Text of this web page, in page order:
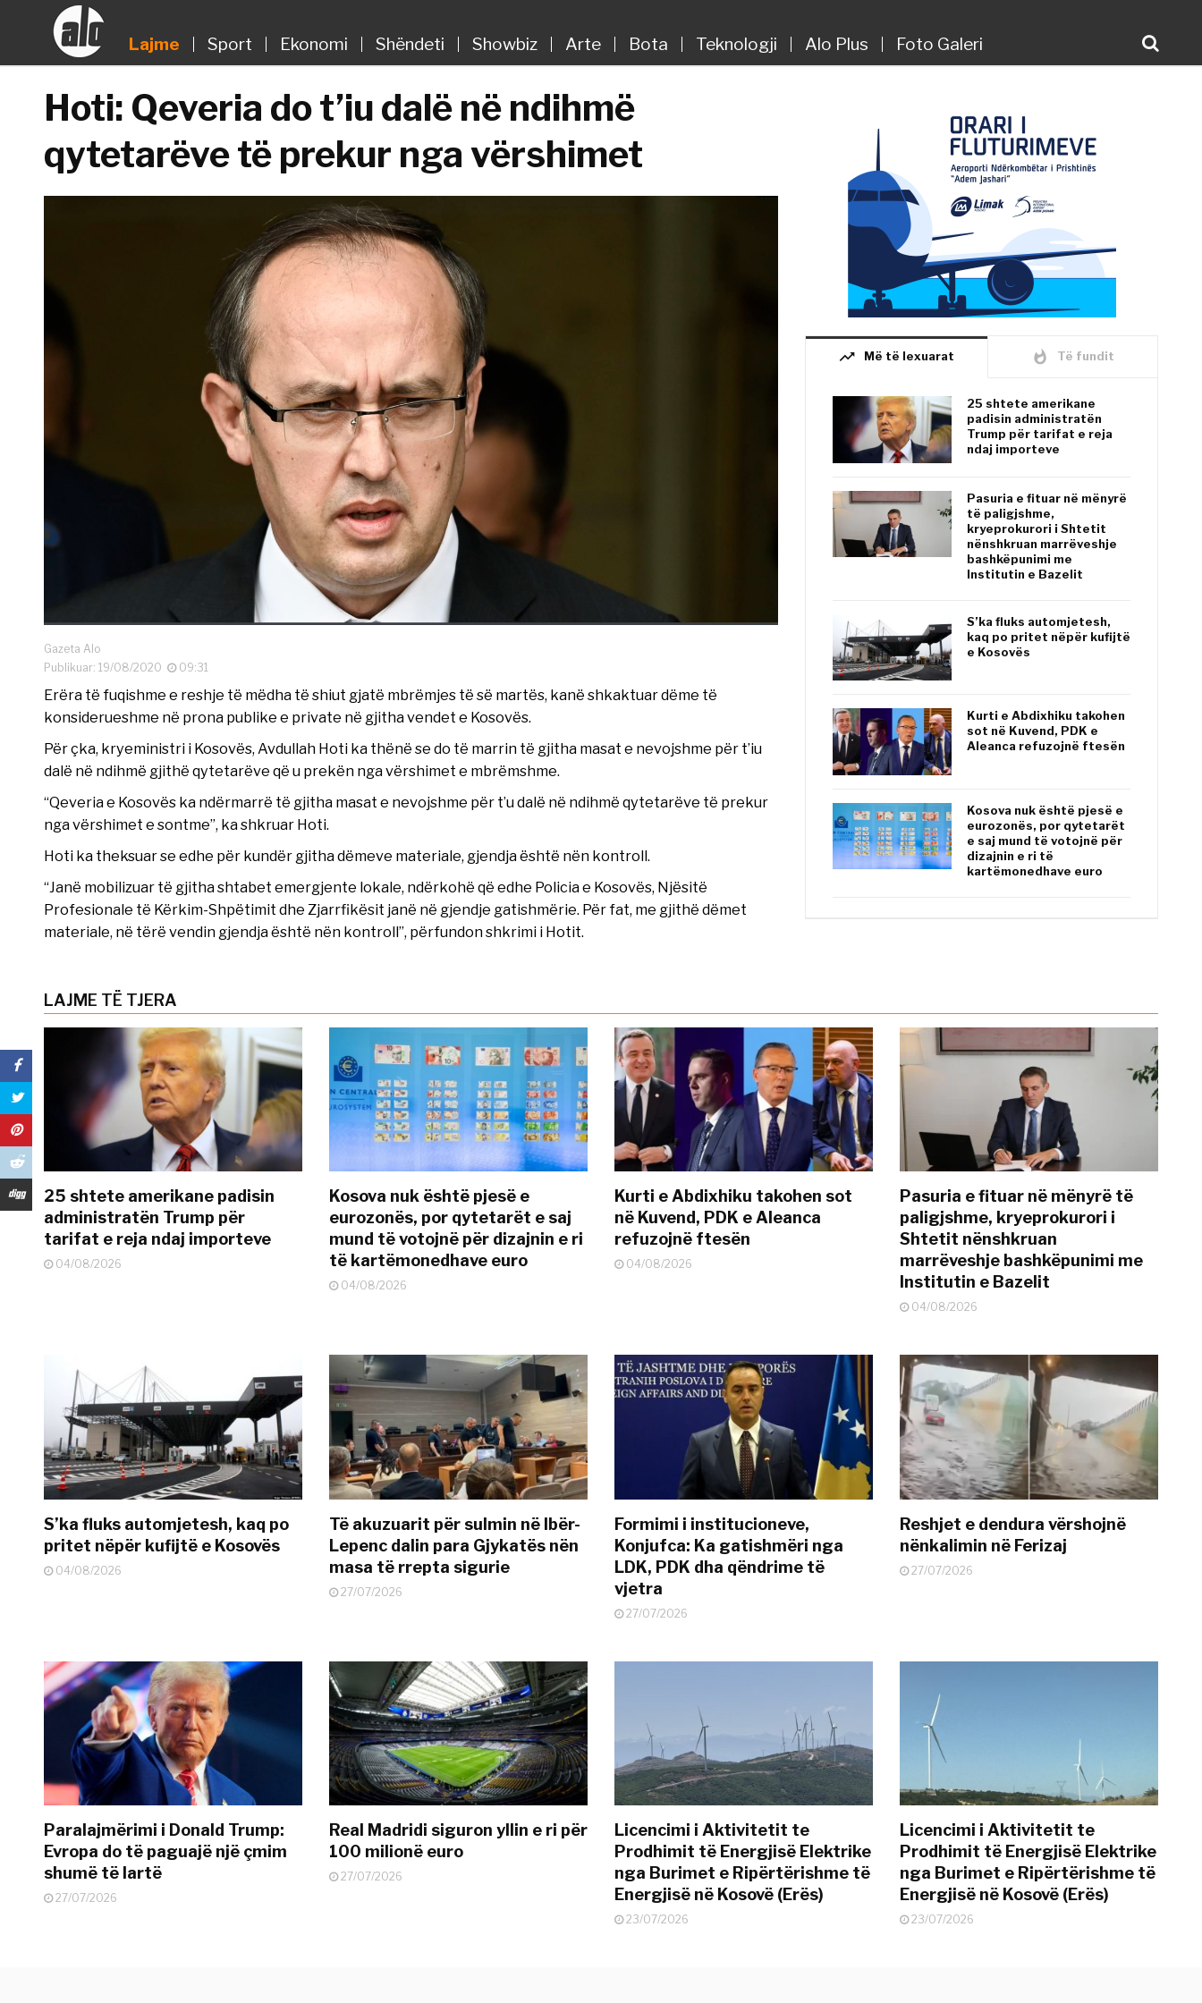
Lajme Sport Ekonomi Shëndeti Showbiz Arte Bota Teknologji Alo Plus Foto Galeri
Hoti: Qeveria do t’iu dalë në ndihmë
qytetarëve të prekur nga vërshimet
Gazeta Alo
Publikuar: 19/08/2020
09:31
Erëra të fuqishme e reshje të mëdha të shiut gjatë mbrëmjes të së martës, kanë shkaktuar dëme të
konsiderueshme në prona publike e private në gjitha vendet e Kosovës.
Për çka, kryeministri i Kosovës, Avdullah Hoti ka thënë se do të marrin të gjitha masat e nevojshme për t’iu
dalë në ndihmë gjithë qytetarëve që u prekën nga vërshimet e mbrëmshme.
“Qeveria e Kosovës ka ndërmarrë të gjitha masat e nevojshme për t’u dalë në ndihmë qytetarëve të prekur
nga vërshimet e sontme”, ka shkruar Hoti.
Hoti ka theksuar se edhe për kundër gjitha dëmeve materiale, gjendja është nën kontroll.
“Janë mobilizuar të gjitha shtabet emergjente lokale, ndërkohë që edhe Policia e Kosovës, Njësitë
Profesionale të Kërkim-Shpëtimit dhe Zjarrfikësit janë në gjendje gatishmërie. Për fat, me gjithë dëmet
materiale, në tërë vendin gjendja është nën kontroll”, përfundon shkrimi i Hotit.
trending_up Më të lexuarat whatshot Të fundit
25 shtete amerikane
padisin administratën
Trump për tarifat e reja
ndaj importeve
Pasuria e fituar në mënyrë
të paligjshme,
kryeprokurori i Shtetit
nënshkruan marrëveshje
bashkëpunimi me
Institutin e Bazelit
S’ka fluks automjetesh,
kaq po pritet nëpër kufijtë
e Kosovës
Kurti e Abdixhiku takohen
sot në Kuvend, PDK e
Aleanca refuzojnë ftesën
Kosova nuk është pjesë e
eurozonës, por qytetarët
e saj mund të votojnë për
dizajnin e ri të
kartëmonedhave euro
LAJME TË TJERA
25 shtete amerikane padisin
administratën Trump për
tarifat e reja ndaj importeve
04/08/2026
Kosova nuk është pjesë e
eurozonës, por qytetarët e saj
mund të votojnë për dizajnin e ri
të kartëmonedhave euro
04/08/2026
Kurti e Abdixhiku takohen sot
në Kuvend, PDK e Aleanca
refuzojnë ftesën
04/08/2026
Pasuria e fituar në mënyrë të
paligjshme, kryeprokurori i
Shtetit nënshkruan
marrëveshje bashkëpunimi me
Institutin e Bazelit
04/08/2026
S’ka fluks automjetesh, kaq po
pritet nëpër kufijtë e Kosovës
04/08/2026
Të akuzuarit për sulmin në Ibër-
Lepenc dalin para Gjykatës nën
masa të rrepta sigurie
27/07/2026
Formimi i institucioneve,
Konjufca: Ka gatishmëri nga
LDK, PDK dha qëndrime të
vjetra
27/07/2026
Reshjet e dendura vërshojnë
nënkalimin në Ferizaj
27/07/2026
Paralajmërimi i Donald Trump:
Evropa do të paguajë një çmim
shumë të lartë
27/07/2026
Real Madridi siguron yllin e ri për
100 milionë euro
27/07/2026
Licencimi i Aktivitetit te
Prodhimit të Energjisë Elektrike
nga Burimet e Ripërtërishme të
Energjisë në Kosovë (Erës)
23/07/2026
Licencimi i Aktivitetit te
Prodhimit të Energjisë Elektrike
nga Burimet e Ripërtërishme të
Energjisë në Kosovë (Erës)
23/07/2026